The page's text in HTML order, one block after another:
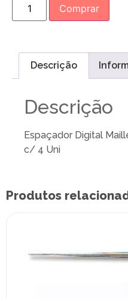
Comprar
Descrição
Descrição
Espaçador Digital
c/ 4 Uni
Produtos